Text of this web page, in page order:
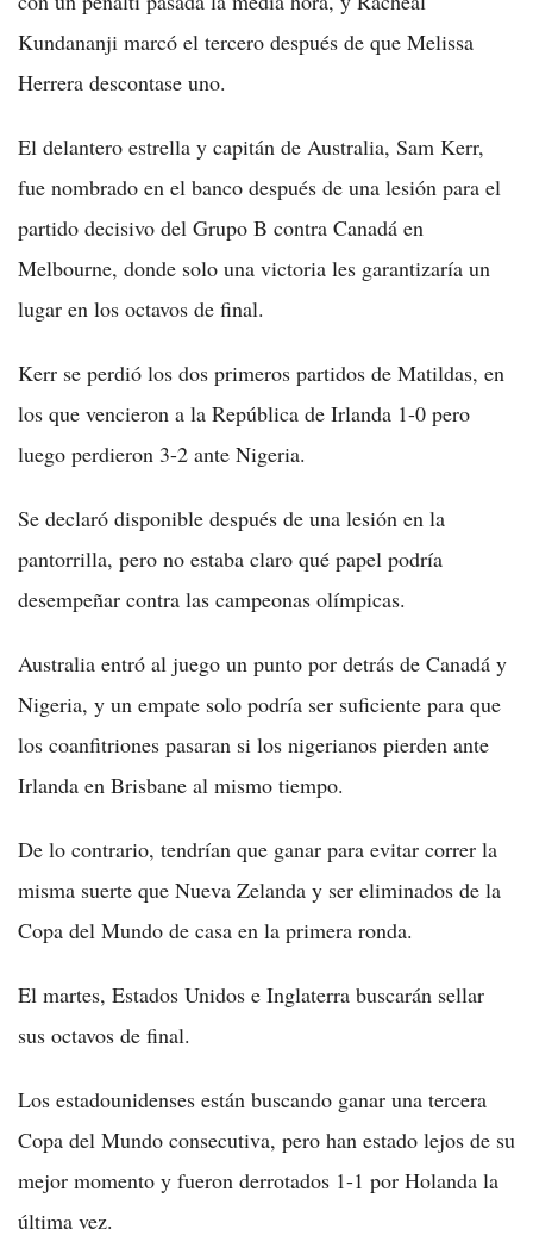
Kundananji marcó el tercero después de que Melissa
Herrera descontase uno.
El delantero estrella y capitán de Australia, Sam Kerr,
fue nombrado en el banco después de una lesión para el
partido decisivo del Grupo B contra Canadá en
Melbourne, donde solo una victoria les garantizaría un
lugar en los octavos de final.
Kerr se perdió los dos primeros partidos de Matildas, en
los que vencieron a la República de Irlanda 1-0 pero
luego perdieron 3-2 ante Nigeria.
Se declaró disponible después de una lesión en la
pantorrilla, pero no estaba claro qué papel podría
desempeñar contra las campeonas olímpicas.
Australia entró al juego un punto por detrás de Canadá y
Nigeria, y un empate solo podría ser suficiente para que
los coanfitriones pasaran si los nigerianos pierden ante
Irlanda en Brisbane al mismo tiempo.
De lo contrario, tendrían que ganar para evitar correr la
misma suerte que Nueva Zelanda y ser eliminados de la
Copa del Mundo de casa en la primera ronda.
El martes, Estados Unidos e Inglaterra buscarán sellar
sus octavos de final.
Los estadounidenses están buscando ganar una tercera
Copa del Mundo consecutiva, pero han estado lejos de su
mejor momento y fueron derrotados 1-1 por Holanda la
última vez.